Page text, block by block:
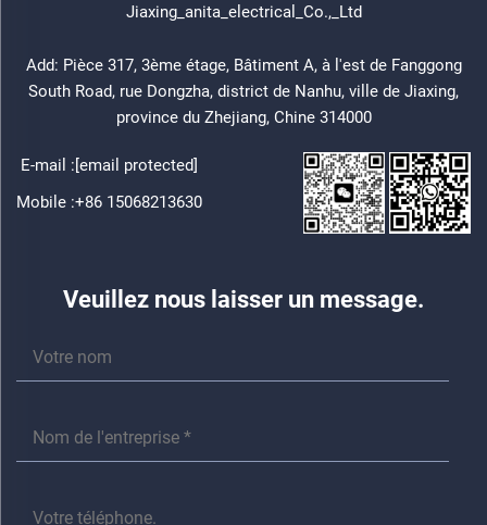
Jiaxing_anita_electrical_Co.,_Ltd
Add: Pièce 317, 3ème étage, Bâtiment A, à l'est de Fanggong
South Road, rue Dongzha, district de Nanhu, ville de Jiaxing,
province du Zhejiang, Chine 314000
E-mail :[email protected]
Mobile :+86 15068213630
Veuillez nous laisser un message.